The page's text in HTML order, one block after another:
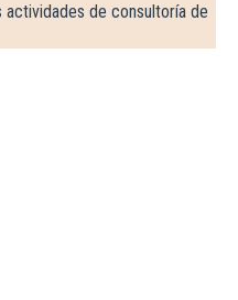
actividades de consultoría de